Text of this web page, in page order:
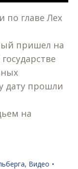
по главе Лех
пришел на
дату прошли
на
, Видео